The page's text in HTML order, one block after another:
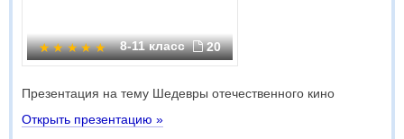
8-11 класс 20
Презентация на тему Шедевры отечественного кино
Открыть презентацию »